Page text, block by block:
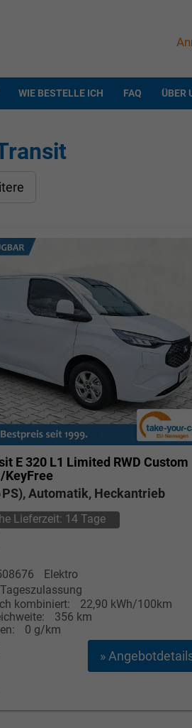
WIE BESTELLE ICH FAQ ÜBER
E 320 L1 Limited RWD Custom
KeyFree
PS), Automatik, Heckantrieb
Lieferzeit: 14 Tage
Elektro
kombiniert:
22,90 kWh/100km
356 km
0 g/km
»